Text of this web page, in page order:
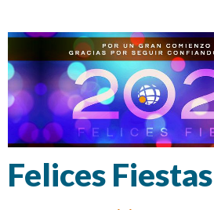
Felices Fiestas